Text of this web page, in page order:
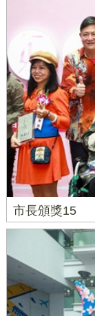
市長頒獎15